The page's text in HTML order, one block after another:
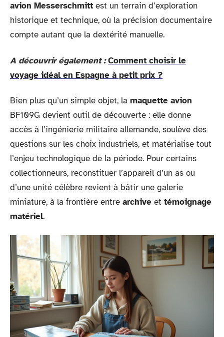
avion Messerschmitt est un terrain d’exploration
historique et technique, où la précision documentaire
compte autant que la dextérité manuelle.
A découvrir également : Comment choisir le
voyage idéal en Espagne à petit prix ?
Bien plus qu’un simple objet, la maquette avion
BF109G devient outil de découverte : elle donne
accès à l’ingénierie militaire allemande, soulève des
questions sur les choix industriels, et matérialise tout
l’enjeu technologique de la période. Pour certains
collectionneurs, reconstituer l’appareil d’un as ou
d’une unité célèbre revient à bâtir une galerie
miniature, à la frontière entre archive et témoignage
matériel.